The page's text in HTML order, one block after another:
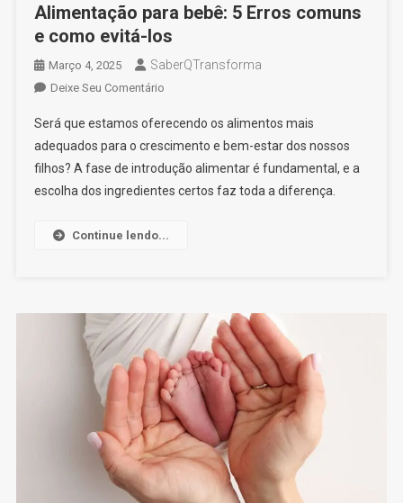
Alimentação para bebê: 5 Erros comuns
e como evitá-los
Março 4, 2025 SaberQTransforma
Deixe Seu ComentárioOn
Para
Bebê:
5
Erros
Será que estamos oferecendo os alimentos mais
adequados para o crescimento e bem-estar dos nossos
filhos? A fase de introdução alimentar é fundamental, e a
escolha dos ingredientes certos faz toda a diferença.
Continue lendo...